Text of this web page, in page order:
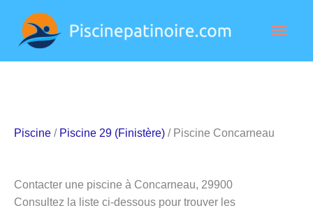
contenu
Piscine / Piscine 29 (Finistère) / Piscine Concarneau
Contacter une piscine à Concarneau, 29900
Consultez la liste ci-dessous pour trouver les